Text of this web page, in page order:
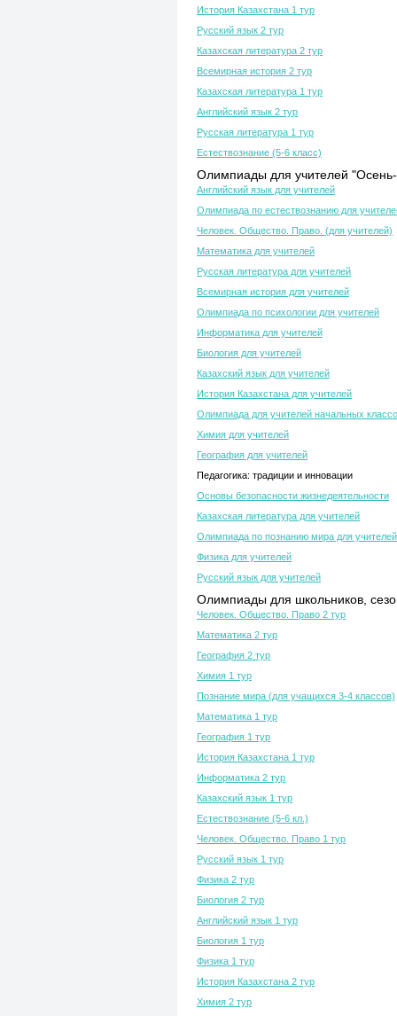
История Казахстана 1 тур
Русский язык 2 тур
Казахская литература 2 тур
Всемирная история 2 тур
Казахская литература 1 тур
Английский язык 2 тур
Русская литература 1 тур
Естествознание (5-6 класс)
Олимпиады для учителей
Английский язык для учителей
Олимпиада по естествознанию для
Человек. Общество. Право. (для учителей)
Математика для учителей
Русская литература для учителей
Всемирная история для учителей
Олимпиада по психологии для учителей
Информатика для учителей
Биология для учителей
Казахский язык для учителей
История Казахстана для учителей
Олимпиада для учителей начальных
Химия для учителей
География для учителей
Педагогика: традиции и инновации
Основы безопасности жизнедеятельности
Казахская литература для учителей
Олимпиада по познанию мира для учителей
Физика для учителей
Русский язык для учителей
Олимпиады для школьников,
Человек. Общество. Право 2 тур
Математика 2 тур
География 2 тур
Химия 1 тур
Познание мира (для учащихся 3-4 классов)
Математика 1 тур
География 1 тур
История Казахстана 1 тур
Информатика 2 тур
Казахский язык 1 тур
Естествознание (5-6 кл.)
Человек. Общество. Право 1 тур
Русский язык 1 тур
Физика 2 тур
Биология 2 тур
Английский язык 1 тур
Биология 1 тур
Физика 1 тур
История Казахстана 2 тур
Химия 2 тур